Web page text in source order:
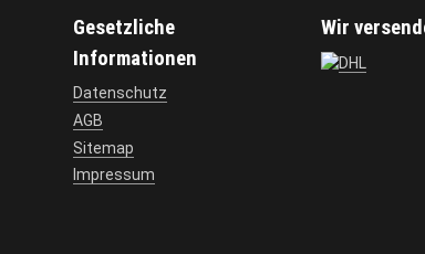
Gesetzliche
Informationen
Datenschutz
AGB
Sitemap
Impressum
Wir